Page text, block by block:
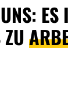
ES